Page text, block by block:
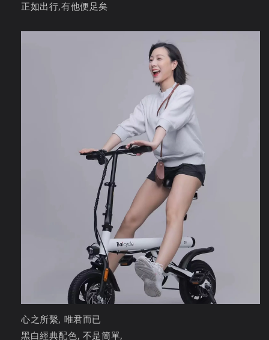
正如出行,有他便足矣
心之所繫, 唯君而已
黑白經典配色, 不是簡單,